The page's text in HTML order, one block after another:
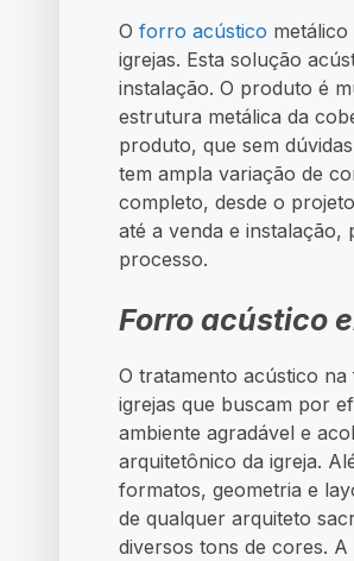
O forro acústico
igrejas. Esta solução
instalação. O produto é
estrutura metálica da
produto, que sem
tem ampla variação de
completo, desde o
até a venda e instalação,
processo.
Forro acústico
O tratamento acústico
igrejas que buscam por
ambiente agradável e
arquitetônico da igreja.
formatos, geometria e
de qualquer arquiteto
diversos tons de cores.